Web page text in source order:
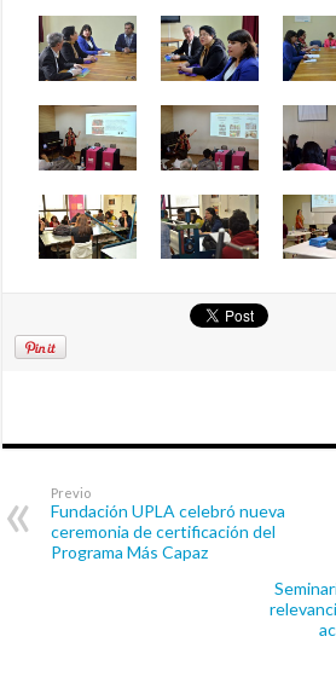
Previo
Fundación UPLA celebró nueva
ceremonia de certificación del
Programa Más Capaz